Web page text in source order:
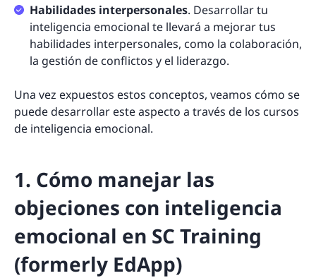
Habilidades interpersonales. Desarrollar tu
inteligencia emocional te llevará a mejorar tus
habilidades interpersonales, como la colaboración,
la gestión de conflictos y el liderazgo.
Una vez expuestos estos conceptos, veamos cómo se
puede desarrollar este aspecto a través de los cursos
de inteligencia emocional.
1. Cómo manejar las
objeciones con inteligencia
emocional en SC Training
(formerly EdApp)